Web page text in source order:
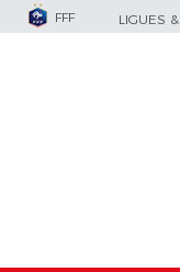
FFF LIGUES